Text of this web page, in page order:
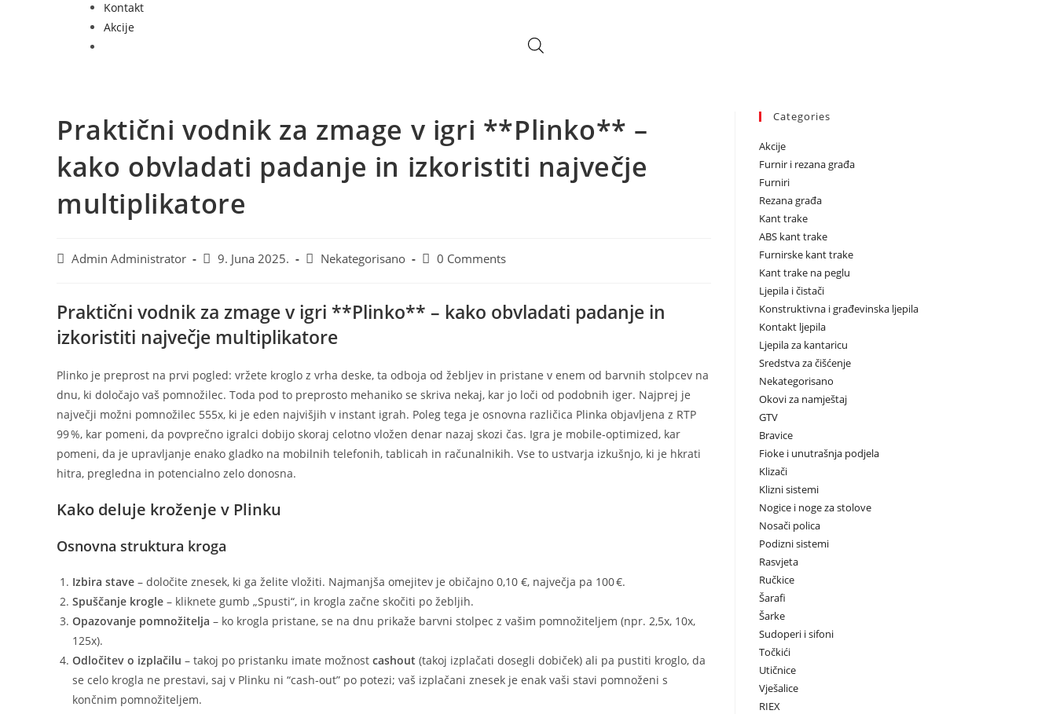
Kontakt
Akcije
Praktični vodnik za zmage v igri **Plinko** –
kako obvladati padanje in izkoristiti največje
multiplikatore
Admin Administrator 9. Juna 2025. Nekategorisano 0 Comments
Praktični vodnik za zmage v igri **Plinko** – kako obvladati padanje in
izkoristiti največje multiplikatore
Plinko je preprost na prvi pogled: vržete kroglo z vrha deske, ta odboja od žebljev in pristane v enem od barvnih stolpcev na
dnu, ki določajo vaš pomnožilec. Toda pod to preprosto mehaniko se skriva nekaj, kar jo loči od podobnih iger. Najprej je
največji možni pomnožilec 555x, ki je eden najvišjih v instant igrah. Poleg tega je osnovna različica Plinka objavljena z RTP
99 %, kar pomeni, da povprečno igralci dobijo skoraj celotno vložen denar nazaj skozi čas. Igra je mobile‑optimized, kar
pomeni, da je upravljanje enako gladko na mobilnih telefonih, tablicah in računalnikih. Vse to ustvarja izkušnjo, ki je hkrati
hitra, pregledna in potencialno zelo donosna.
Kako deluje kroženje v Plinku
Osnovna struktura kroga
Izbira stave – določite znesek, ki ga želite vložiti. Najmanjša omejitev je običajno 0,10 €, največja pa 100 €.
Spuščanje krogle – kliknete gumb „Spusti“, in krogla začne skočiti po žebljih.
Opazovanje pomnožitelja – ko krogla pristane, se na dnu prikaže barvni stolpec z vašim pomnožiteljem (npr. 2,5x, 10x,
125x).
Odločitev o izplačilu – takoj po pristanku imate možnost cashout (takoj izplačati dosegli dobiček) ali pa pustiti kroglo, da
se celo krogla ne prestavi, saj v Plinku ni “cash‑out” po potezi; vaš izplačani znesek je enak vaši stavi pomnoženi s
končnim pomnožiteljem.
Categories
Akcije
Furnir i rezana građa
Furniri
Rezana građa
Kant trake
ABS kant trake
Furnirske kant trake
Kant trake na peglu
Ljepila i čistači
Konstruktivna i građevinska ljepila
Kontakt ljepila
Ljepila za kantaricu
Sredstva za čišćenje
Nekategorisano
Okovi za namještaj
GTV
Bravice
Fioke i unutrašnja podjela
Klizači
Klizni sistemi
Nogice i noge za stolove
Nosači polica
Podizni sistemi
Rasvjeta
Ručkice
Šarafi
Šarke
Sudoperi i sifoni
Točkići
Utičnice
Vješalice
RIEX